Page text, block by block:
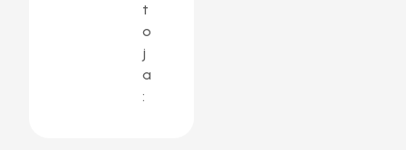
t
o
j
a
: